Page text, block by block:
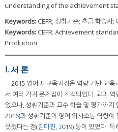
understanding of the achievement
Keywords: CEFR; 성취기준; 초급 학습자;
Keywords: CEFR; Achievement
Production
I. 서 론
2015 영어과 교육과정은 역량 기반 교
서 여러 가지 문제점이 지적되었다. 교과
었으나, 성취기준과 교수·학습 및 평가까지
2016)과 성취기준이 영어 의사소통 역량에
못했다는 점(김미진, 2019) 등이 있었다. 특